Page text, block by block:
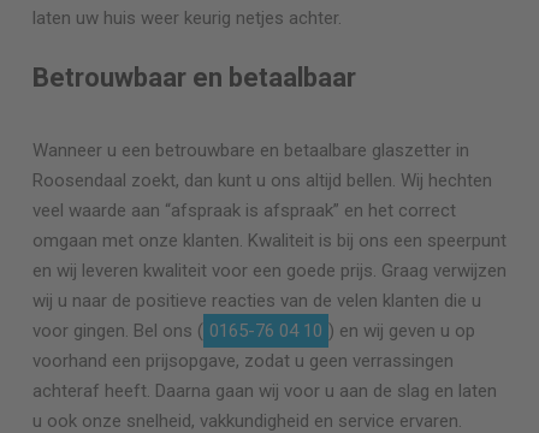
laten uw huis weer keurig netjes achter.
Betrouwbaar en betaalbaar
Wanneer u een betrouwbare en betaalbare glaszetter in
Roosendaal zoekt, dan kunt u ons altijd bellen. Wij hechten
veel waarde aan “afspraak is afspraak” en het correct
omgaan met onze klanten. Kwaliteit is bij ons een speerpunt
en wij leveren kwaliteit voor een goede prijs. Graag verwijzen
wij u naar de positieve reacties van de velen klanten die u
voor gingen. Bel ons ( 0165-76 04 10 ) en wij geven u op
voorhand een prijsopgave, zodat u geen verrassingen
achteraf heeft. Daarna gaan wij voor u aan de slag en laten
u ook onze snelheid, vakkundigheid en service ervaren.